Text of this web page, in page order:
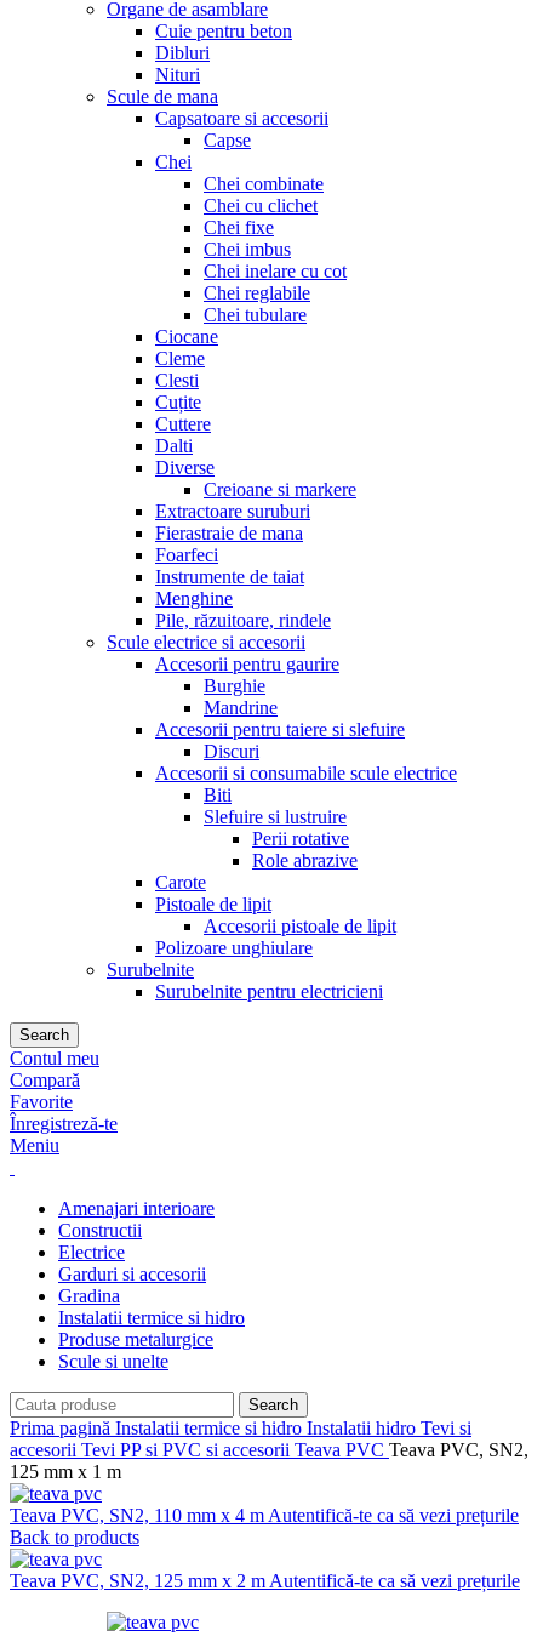
Organe de asamblare
Cuie pentru beton
Dibluri
Nituri
Scule de mana
Capsatoare si accesorii
Capse
Chei
Chei combinate
Chei cu clichet
Chei fixe
Chei imbus
Chei inelare cu cot
Chei reglabile
Chei tubulare
Ciocane
Cleme
Clesti
Cuțite
Cuttere
Dalti
Diverse
Creioane si markere
Extractoare suruburi
Fierastraie de mana
Foarfeci
Instrumente de taiat
Menghine
Pile, răzuitoare, rindele
Scule electrice si accesorii
Accesorii pentru gaurire
Burghie
Mandrine
Accesorii pentru taiere si slefuire
Discuri
Accesorii si consumabile scule electrice
Biti
Slefuire si lustruire
Perii rotative
Role abrazive
Carote
Pistoale de lipit
Accesorii pistoale de lipit
Polizoare unghiulare
Surubelnite
Surubelnite pentru electricieni
Search
Contul meu
Compară
Favorite
Înregistreză-te
Meniu
Amenajari interioare
Constructii
Electrice
Garduri si accesorii
Gradina
Instalatii termice si hidro
Produse metalurgice
Scule si unelte
Search
Prima pagină Instalatii termice si hidro Instalatii hidro Tevi si
accesorii Tevi PP si PVC si accesorii Teava PVC Teava PVC, SN2,
125 mm x 1 m
Teava PVC, SN2, 110 mm x 4 m Autentifică-te ca să vezi prețurile
Back to products
Teava PVC, SN2, 125 mm x 2 m Autentifică-te ca să vezi prețurile